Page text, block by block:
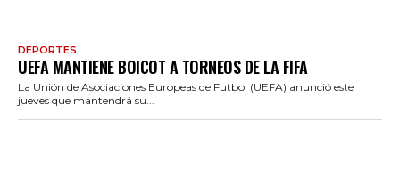
DEPORTES
UEFA MANTIENE BOICOT A TORNEOS DE LA FIFA
La Unión de Asociaciones Europeas de Futbol (UEFA) anunció este
jueves que mantendrá su...